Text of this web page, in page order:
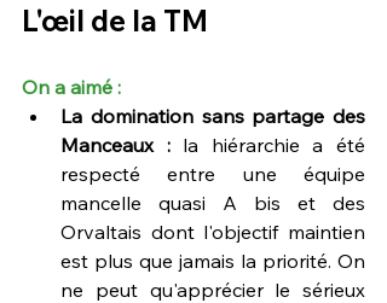
L'œil de la TM
On a aimé :
La domination sans partage des
Manceaux : la hiérarchie a été
respecté entre une équipe
mancelle quasi A bis et des
Orvaltais dont l'objectif maintien
est plus que jamais la priorité. On
ne peut qu'apprécier le sérieux